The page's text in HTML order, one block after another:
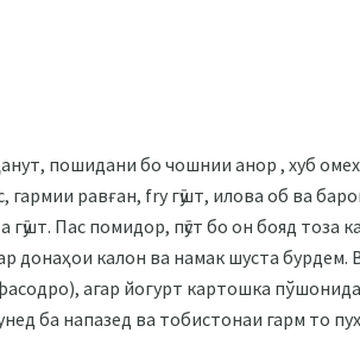
пошидани бо чошнии анор , хуб
равған, fry гӯшт, илова об ва
гӯшт. Пас помидор, пӯст бо он бояд
донаҳои калон ва намак шуста бурдем.
агар йогурт картошка
ба напазед ва тобистонаи гарм то